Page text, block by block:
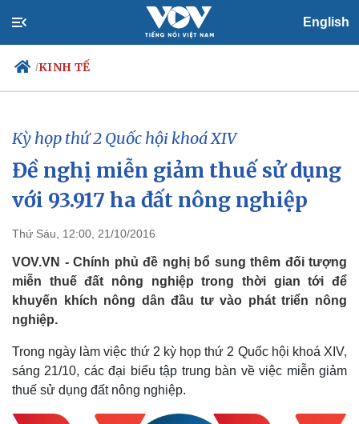
English
/KINH TẾ
Chính trị
Đảng
Tổ chức nhân sự
Quốc hội
Tin 24h
Dự báo thời tiết
Giáo dục
Biển đảo
Kỳ họp thứ 2 Quốc hội khoá XIV
Đề nghị miễn giảm thuế sử dụng
với 93.917 ha đất nông nghiệp
Thứ Sáu, 12:00, 21/10/2016
VOV.VN - Chính phủ đề nghị bổ sung thêm đối tượng
miễn thuế đất nông nghiệp trong thời gian tới để
khuyến khích nông dân đầu tư vào phát triển nông
nghiệp.
Trong ngày làm việc thứ 2 kỳ họp thứ 2 Quốc hội khoá XIV,
sáng 21/10, các đại biểu tập trung bàn về việc miễn giảm
thuế sử dụng đất nông nghiệp.